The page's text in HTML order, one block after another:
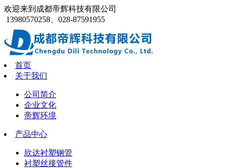
欢迎来到成都帝辉科技有限公司
13980570258、028-87591955
首页
关于我们
公司简介
企业文化
帝辉环境
产品中心
欣达衬塑钢管
衬塑丝接管件